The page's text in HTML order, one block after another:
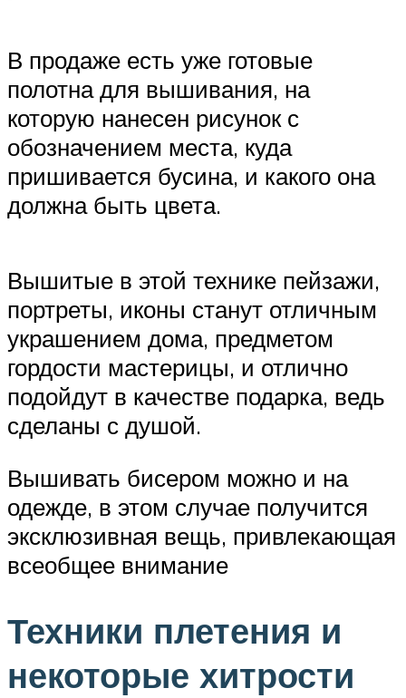
В продаже есть уже готовые
полотна для вышивания, на
которую нанесен рисунок с
обозначением места, куда
пришивается бусина, и какого она
должна быть цвета.
Вышитые в этой технике пейзажи,
портреты, иконы станут отличным
украшением дома, предметом
гордости мастерицы, и отлично
подойдут в качестве подарка, ведь
сделаны с душой.
Вышивать бисером можно и на
одежде, в этом случае получится
эксклюзивная вещь, привлекающая
всеобщее внимание
Техники плетения и
некоторые хитрости